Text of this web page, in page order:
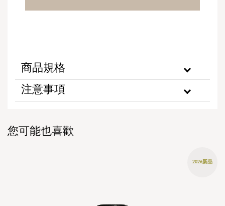
商品規格
注意事項
您可能也喜歡
2026新品